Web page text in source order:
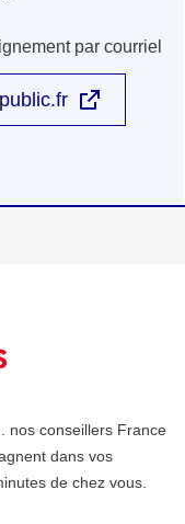
par courriel
nos conseillers France
dans vos
de chez vous.